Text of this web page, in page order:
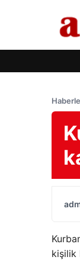
kişilik